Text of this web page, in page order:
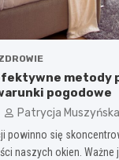
metody
pogodowe
Patrycja Muszyńska
powinno się
naszych okien. Ważne